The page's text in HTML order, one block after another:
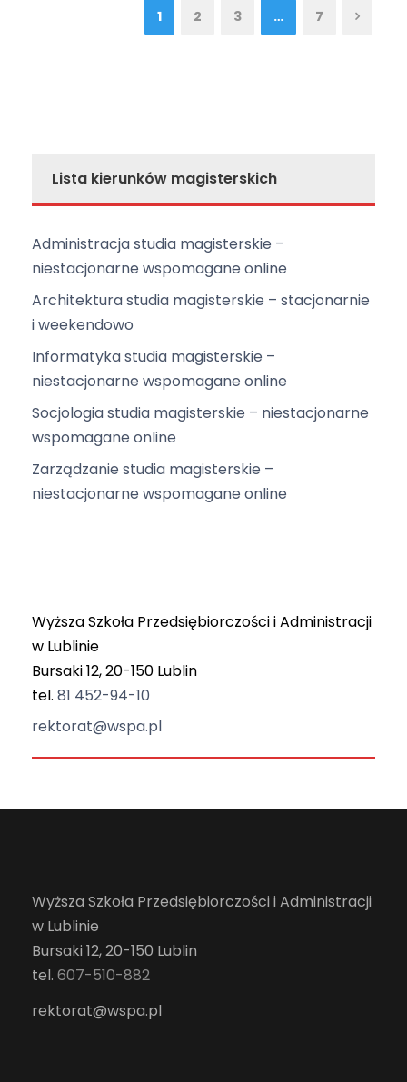
1 2 3 … 7
Lista kierunków magisterskich
Administracja studia magisterskie –
niestacjonarne wspomagane online
Architektura studia magisterskie – stacjonarnie
i weekendowo
Informatyka studia magisterskie –
niestacjonarne wspomagane online
Socjologia studia magisterskie – niestacjonarne
wspomagane online
Zarządzanie studia magisterskie –
niestacjonarne wspomagane online
Wyższa Szkoła Przedsiębiorczości i Administracji
w Lublinie
Bursaki 12, 20-150 Lublin
tel. 81 452-94-10
rektorat@wspa.pl
Wyższa Szkoła Przedsiębiorczości i Administracji
w Lublinie
Bursaki 12, 20-150 Lublin
tel. 607-510-882
rektorat@wspa.pl